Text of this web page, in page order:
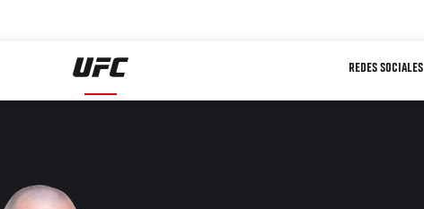
REDES SOCIALES